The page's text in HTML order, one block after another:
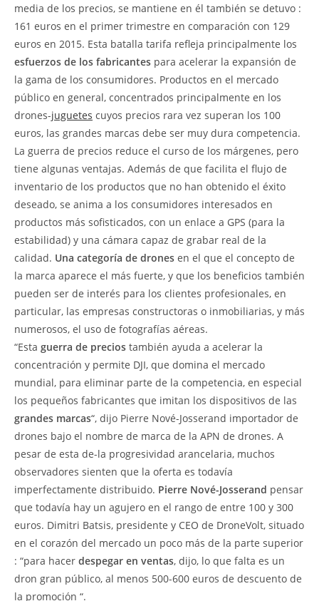
media de los precios, se mantiene en él también se detuvo :
161 euros en el primer trimestre en comparación con 129
euros en 2015. Esta batalla tarifa refleja principalmente los
esfuerzos de los fabricantes para acelerar la expansión de
la gama de los consumidores. Productos en el mercado
público en general, concentrados principalmente en los
drones-juguetes cuyos precios rara vez superan los 100
euros, las grandes marcas debe ser muy dura competencia.
La guerra de precios reduce el curso de los márgenes, pero
tiene algunas ventajas. Además de que facilita el flujo de
inventario de los productos que no han obtenido el éxito
deseado, se anima a los consumidores interesados en
productos más sofisticados, con un enlace a GPS (para la
estabilidad) y una cámara capaz de grabar real de la
calidad. Una categoría de drones en el que el concepto de
la marca aparece el más fuerte, y que los beneficios también
pueden ser de interés para los clientes profesionales, en
particular, las empresas constructoras o inmobiliarias, y más
numerosos, el uso de fotografías aéreas.
“Esta guerra de precios también ayuda a acelerar la
concentración y permite DJI, que domina el mercado
mundial, para eliminar parte de la competencia, en especial
los pequeños fabricantes que imitan los dispositivos de las
grandes marcas“, dijo Pierre Nové-Josserand importador de
drones bajo el nombre de marca de la APN de drones. A
pesar de esta de-la progresividad arancelaria, muchos
observadores sienten que la oferta es todavía
imperfectamente distribuido. Pierre Nové-Josserand pensar
que todavía hay un agujero en el rango de entre 100 y 300
euros. Dimitri Batsis, presidente y CEO de DroneVolt, situado
en el corazón del mercado un poco más de la parte superior
: “para hacer despegar en ventas, dijo, lo que falta es un
dron gran público, al menos 500-600 euros de descuento de
la promoción “.